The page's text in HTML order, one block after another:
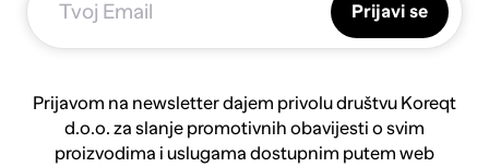
Prijavi se
Prijavom na newsletter dajem privolu društvu Koreqt
d.o.o. za slanje promotivnih obavijesti o svim
proizvodima i uslugama dostupnim putem web